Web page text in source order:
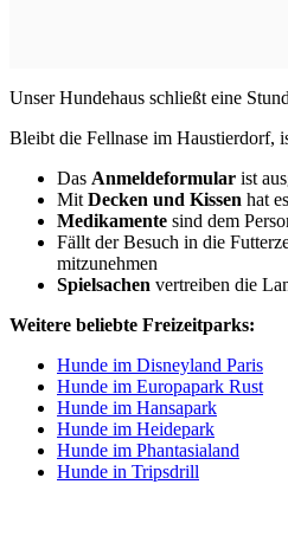
Unser Hundehaus schließt eine
Bleibt die Fellnase im Haustierdorf,
Das Anmeldeformular ist
Mit Decken und Kissen hat
Medikamente sind dem
Fällt der Besuch in die
mitzunehmen
Spielsachen vertreiben die
Weitere beliebte Freizeitparks:
Hunde im Disneyland Paris
Hunde im Europapark Rust
Hunde im Hansapark
Hunde im Heidepark
Hunde im Phantasialand
Hunde in Tripsdrill